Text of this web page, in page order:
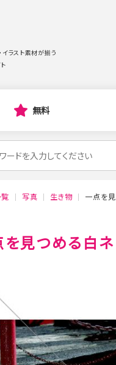
イラスト素材が揃う
無料
写真 生き物 一点を
を見つめる白